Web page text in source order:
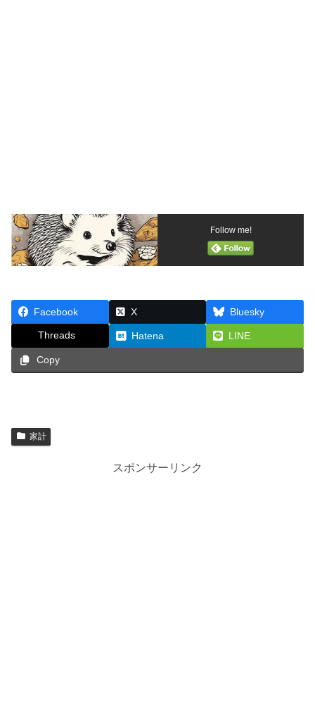
Follow me!
Facebook X Bluesky
Threads Hatena LINE
Copy
家計
スポンサーリンク